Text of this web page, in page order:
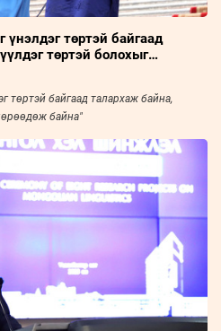
үнэлдэг төртэй байгаад
төртэй болохыг
төртэй байгаад талархаж байна,
байна"